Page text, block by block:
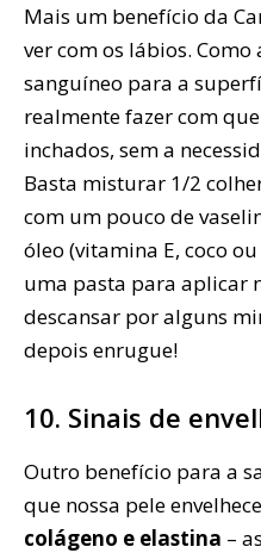
Mais um benefício da
ver com os lábios.
sanguíneo para a
realmente fazer com
inchados, sem a
Basta misturar 1/2
com um pouco de
óleo (vitamina E, coco
uma pasta para aplicar
descansar por alguns
depois enrugue!
10. Sinais de
Outro benefício para a
que nossa pele
colágeno e elastina –